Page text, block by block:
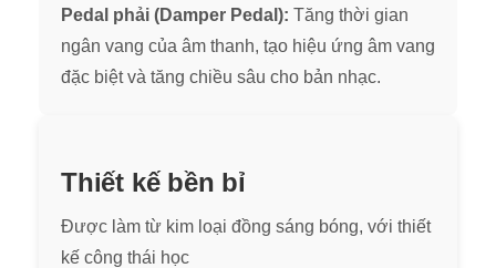
Pedal phải (Damper Pedal): Tăng thời gian
ngân vang của âm thanh, tạo hiệu ứng âm vang
đặc biệt và tăng chiều sâu cho bản nhạc.
Thiết kế bền bỉ
Được làm từ kim loại đồng sáng bóng, với thiết
kế công thái học